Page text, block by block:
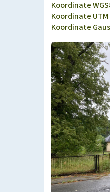
Koordinate
Koordinate UTM
Koordinate